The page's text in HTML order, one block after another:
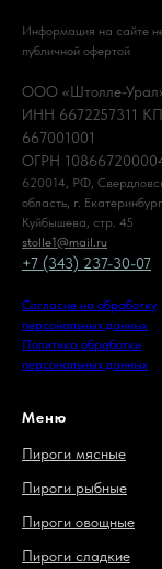
Информация на сайте
публичной офертой
ООО «Штолле-
ИНН 6672257311
667001001
ОГРН
620014, РФ,
область, г.
Куйбышева, стр. 45
stolle1@mail.ru
+7 (343) 237-30-07
Согласие на обработку
персональных данных
Политика обработки
персональных данных
Меню
Пироги мясные
Пироги рыбные
Пироги овощные
Пироги сладкие